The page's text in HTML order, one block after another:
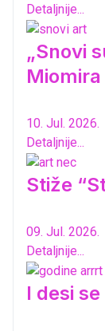
Detaljnije...
„Snovi
10. Jul. 2026.
Detaljnije...
Stiže
09. Jul. 2026.
Detaljnije...
I desi